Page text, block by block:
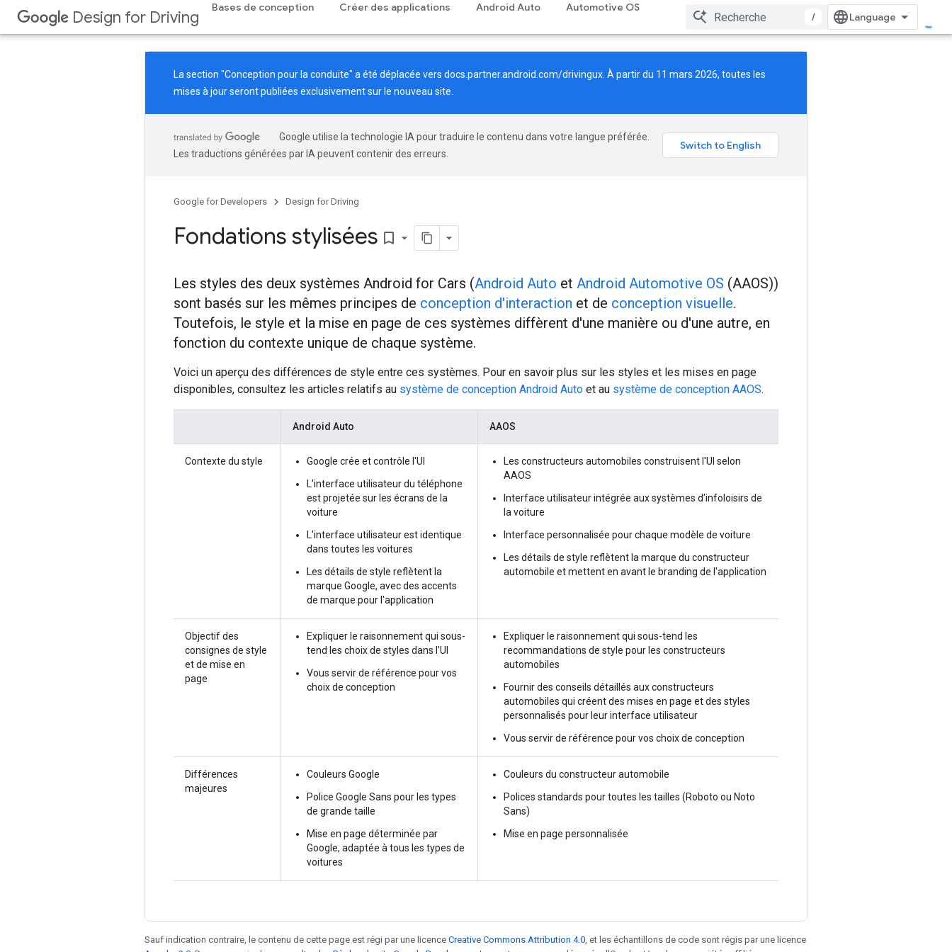
Design for Driving
Bases de conception Créer des applications Android Auto Automotive OS
/
La section "Conception pour la conduite" a été déplacée vers docs.partner.android.com/drivingux . À partir du 11 mars 2026, toutes les
mises à jour seront publiées exclusivement sur le nouveau site.
Google utilise la technologie IA pour traduire le contenu dans votre langue préférée.
Les traductions générées par IA peuvent contenir des erreurs.
Google for Developers Design for Driving
Fondations stylisées bookmark_border
Les styles des deux systèmes Android for Cars (Android Auto et Android Automotive OS (AAOS))
sont basés sur les mêmes principes de conception d'interaction et de conception visuelle.
Toutefois, le style et la mise en page de ces systèmes diffèrent d'une manière ou d'une autre, en
fonction du contexte unique de chaque système.
Voici un aperçu des différences de style entre ces systèmes. Pour en savoir plus sur les styles et les mises en page
disponibles, consultez les articles relatifs au système de conception Android Auto et au système de conception AAOS.
Android Auto AAOS
Contexte du style
Google crée et contrôle l'UI
L'interface utilisateur du téléphone
est projetée sur les écrans de la
voiture
L'interface utilisateur est identique
dans toutes les voitures
Les détails de style reflètent la
marque Google, avec des accents
de marque pour l'application
Les constructeurs automobiles construisent l'UI selon
AAOS
Interface utilisateur intégrée aux systèmes d'infoloisirs de
la voiture
Interface personnalisée pour chaque modèle de voiture
Les détails de style reflètent la marque du constructeur
automobile et mettent en avant le branding de l'application
Objectif des
consignes de style
et de mise en
page
Expliquer le raisonnement qui sous-
tend les choix de styles dans l'UI
Vous servir de référence pour vos
choix de conception
Expliquer le raisonnement qui sous-tend les
recommandations de style pour les constructeurs
automobiles
Fournir des conseils détaillés aux constructeurs
automobiles qui créent des mises en page et des styles
personnalisés pour leur interface utilisateur
Vous servir de référence pour vos choix de conception
Différences
majeures
Couleurs Google
Police Google Sans pour les types
de grande taille
Mise en page déterminée par
Google, adaptée à tous les types de
voitures
Couleurs du constructeur automobile
Polices standards pour toutes les tailles (Roboto ou Noto
Sans)
Mise en page personnalisée
Sauf indication contraire, le contenu de cette page est régi par une licence Creative Commons Attribution 4.0 , et les échantillons de code sont régis par une licence